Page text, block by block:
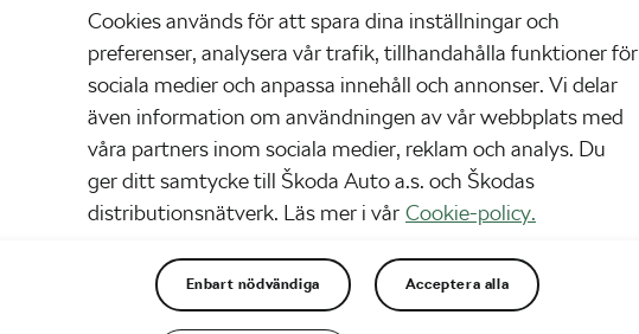
Bor:
Stockholm, Skarpnäck
Familj:Föräldrar och 2 bröder
Yrke:Jobbar just nu som butiksbiträde och
säljer hårvårdsprodukter. Är certifierad SPA
och hudterapeut samt friskvårdsmassör.
Varför sökte du till SKODA Cycling
Team?Jag är väldigt träningsvillig och tycker
Cookies används för att spara dina inställningar och
preferenser, analysera vår trafik, tillhandahålla funktioner för
sociala medier och anpassa innehåll och annonser. Vi delar
även information om användningen av vår webbplats med
våra partners inom sociala medier, reklam och analys. Du
ger ditt samtycke till Škoda Auto a.s. och Škodas
distributionsnätverk. Läs mer i vår Cookie-policy.
Enbart nödvändiga Acceptera alla